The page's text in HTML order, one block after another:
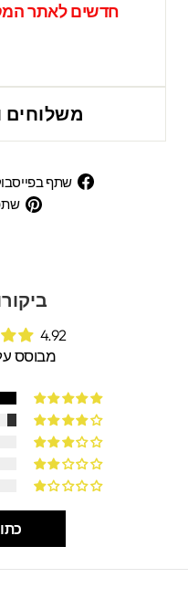
חדשים לאתר
משלוחים
שתף
4.92 מתוך 5
מבוסס על 2277